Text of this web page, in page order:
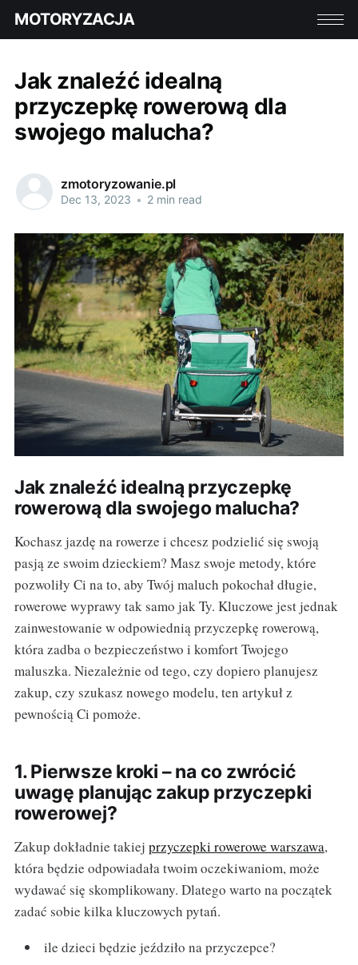
MOTORYZACJA
Jak znaleźć idealną
przyczepkę rowerową dla
swojego malucha?
zmotoryzowanie.pl
Dec 13, 2023 • 2 min read
Jak znaleźć idealną przyczepkę
rowerową dla swojego malucha?
Kochasz jazdę na rowerze i chcesz podzielić się swoją
pasją ze swoim dzieckiem? Masz swoje metody, które
pozwoliły Ci na to, aby Twój maluch pokochał długie,
rowerowe wyprawy tak samo jak Ty. Kluczowe jest jednak
zainwestowanie w odpowiednią przyczepkę rowerową,
która zadba o bezpieczeństwo i komfort Twojego
maluszka. Niezależnie od tego, czy dopiero planujesz
zakup, czy szukasz nowego modelu, ten artykuł z
pewnością Ci pomoże.
1. Pierwsze kroki – na co zwrócić
uwagę planując zakup przyczepki
rowerowej?
Zakup dokładnie takiej przyczepki rowerowe warszawa,
która będzie odpowiadała twoim oczekiwaniom, może
wydawać się skomplikowany. Dlatego warto na początek
zadać sobie kilka kluczowych pytań.
ile dzieci będzie jeździło na przyczepce?